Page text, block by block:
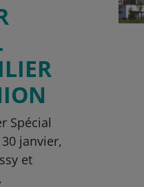
Spécial
janvier,
et